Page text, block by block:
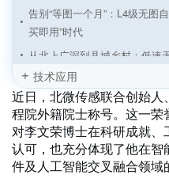
告别“等图一个月”：L4级无图
买即用”时代
从北上广深到县城乡村：低速
传统车企“跑步入场”：低速无
驾”深度融合
无人矿区通信新基建：双方案
无人车“大航海时代”：四大场
自动驾驶“分拆潮”起：估值逻
技术应用
近日，北微传感联合创始
程院外籍院士称号。这一
对李文荣博士在科研成就
认可，也充分体现了他在
件及人工智能交叉融合领域